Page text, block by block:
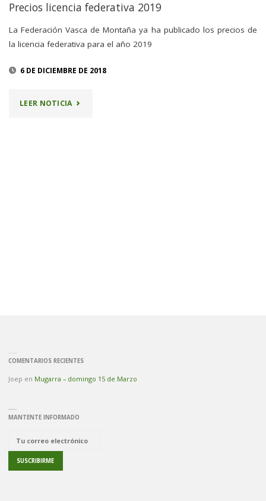
Precios licencia federativa 2019
La Federación Vasca de Montaña ya ha publicado los precios de
la licencia federativa para el año 2019
6 DE DICIEMBRE DE 2018
LEER NOTICIA"PRECIOS
COMENTARIOS RECIENTES
Joep en Mugarra – domingo 15 de Marzo
MANTENTE INFORMADO